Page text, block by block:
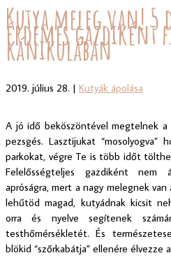
Kutya meleg van!
érdemes
kánikulában
2019. július 28. | Kutyák ápolása
A jó idő beköszöntével megtelnek
pezsgés. Lasztijukat
parkokat, végre Te is több időt
Felelősségteljes gazdiként
apróságra, mert a nagy melegnek
lehűtöd magad, kutyádnak kicsit
orra és nyelve segítenek
testhőmérsékletét. És
blökid “szőrkabátja” ellenére élvezze